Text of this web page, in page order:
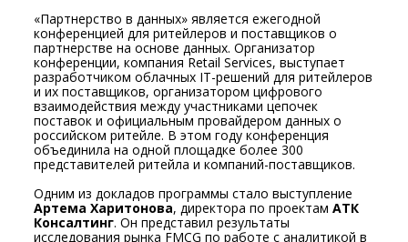
«Партнерство в данных» является ежегодной
конференцией для ритейлеров и поставщиков о
партнерстве на основе данных. Организатор
конференции, компания Retail Services, выступает
разработчиком облачных IT-решений для ритейлеров
и их поставщиков, организатором цифрового
взаимодействия между участниками цепочек
поставок и официальным провайдером данных о
российском ритейле. В этом году конференция
объединила на одной площадке более 300
представителей ритейла и компаний-поставщиков.
Одним из докладов программы стало выступление
Артема Харитонова, директора по проектамАТК
Консалтинг. Он представил результаты
исследования рынка FMCG по работе с аналитикой в